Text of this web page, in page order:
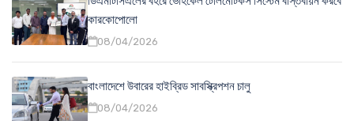
কারকোপোলো
08/04/2026
বাংলাদেশে উবারের হাইব্রিড সাবস্ক্রিপশন চালু
08/04/2026